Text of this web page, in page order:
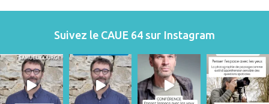
Suivez le CAUE 64 sur Instagram